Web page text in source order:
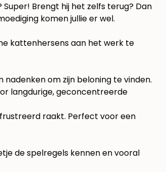
Brengt hij het zelfs terug? Dan
komen jullie er wel.
kattenhersens aan het werk te
om zijn beloning te vinden.
langdurige, geconcentreerde
raakt. Perfect voor een
de spelregels kennen en vooral